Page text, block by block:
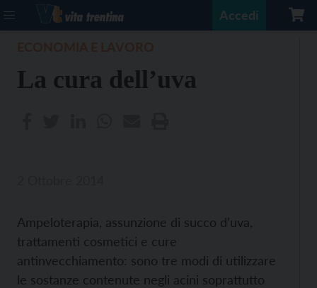
Accedi
La cura dell’uva
Ampeloterapia, assunzione di succo d’uva,
trattamenti cosmetici e cure
antinvecchiamento: sono tre modi di utilizzare
le sostanze contenute negli acini soprattutto